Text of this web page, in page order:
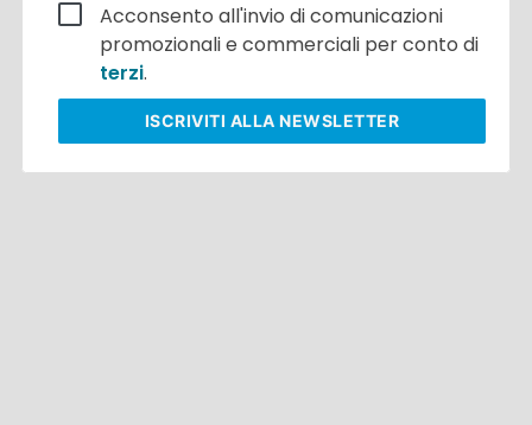
Acconsento all'invio di comunicazioni
promozionali e commerciali per conto di
terzi.
ISCRIVITI ALLA NEWSLETTER